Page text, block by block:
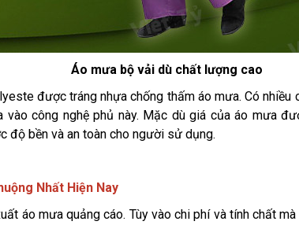
Áo mưa bộ vải dù chất lượng cao
được tráng nhựa chống thấm áo mưa. Có
công nghệ phủ này. Mặc dù giá của áo mưa
độ bền và an toàn cho người sử dụng.
Nhất Hiện Nay
áo mưa quảng cáo. Tùy vào chi phí và tính chất